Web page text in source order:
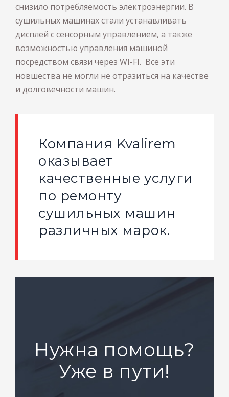
снизило потребляемость электроэнергии. В
сушильных машинах стали устанавливать
дисплей с сенсорным управлением, а также
возможностью управления машиной
посредством связи через WI-FI. Все эти
новшества не могли не отразиться на качестве
и долговечности машин.
Компания Kvalirem
оказывает
качественные услуги
по ремонту
сушильных машин
различных марок.
Нужна помощь?
Уже в пути!